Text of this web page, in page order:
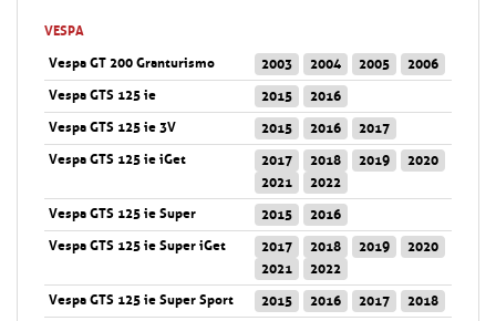
VESPA
Vespa GT 200 Granturismo
2003 2004 2005
2006
Vespa GTS 125 ie
2015
2016
Vespa GTS 125 ie 3V
2015 2016
2017
Vespa GTS 125 ie iGet
2017 2018 2019
2020
2021
2022
Vespa GTS 125 ie Super
2015
2016
Vespa GTS 125 ie Super iGet
2017 2018 2019
2020
2021
2022
Vespa GTS 125 ie Super Sport
2015 2016 2017
2018